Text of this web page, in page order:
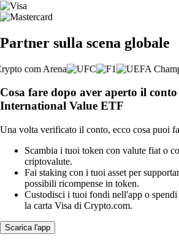
Partner sulla scena globale
Cosa fare dopo aver aperto il
International Value ETF
Una volta verificato il conto, ecco cosa puoi
Scambia i tuoi token con valute fiat o
criptovalute.
Fai staking con i tuoi asset per
possibili ricompense in token.
Custodisci i tuoi fondi nell'app o
la carta Visa di Crypto.com.
Scarica l'app